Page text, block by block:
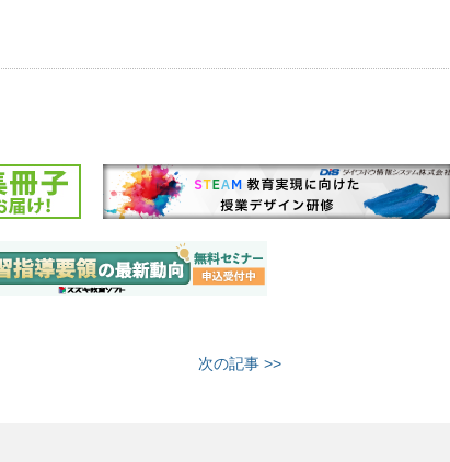
次の記事 >>